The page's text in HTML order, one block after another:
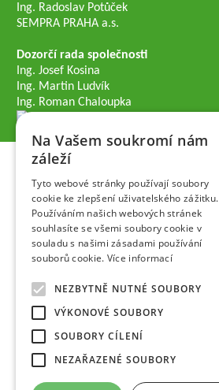
Ing. Radoslav Potůček
SEMPRA PRAHA a.s.
Dozorčí rada společnosti
Ing. Josef Kosina
Ing. Martin Ludvík
Ing. Roman Chaloupka
Na Vašem soukromí nám
záleží
Tyto webové stránky používají soubory
cookie ke zlepšení uživatelského zážitku.
Používáním našich webových stránek
souhlasíte se všemi soubory cookie v
souladu s našimi zásadami používání
souborů cookie. Více informací
NEZBYTNĚ NUTNÉ SOUBORY
VÝKONOVÉ SOUBORY
SOUBORY CÍLENÍ
NEZAŘAZENÉ SOUBORY